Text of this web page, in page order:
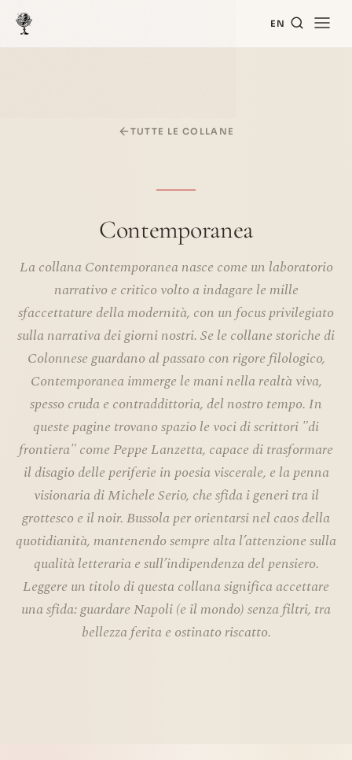
EN
TUTTE LE COLLANE
Contemporanea
La collana Contemporanea nasce come un laboratorio
narrativo e critico volto a indagare le mille
sfaccettature della modernità, con un focus privilegiato
sulla narrativa dei giorni nostri. Se le collane storiche di
Colonnese guardano al passato con rigore filologico,
Contemporanea immerge le mani nella realtà viva,
spesso cruda e contraddittoria, del nostro tempo. In
queste pagine trovano spazio le voci di scrittori "di
frontiera" come Peppe Lanzetta, capace di trasformare
il disagio delle periferie in poesia viscerale, e la penna
visionaria di Michele Serio, che sfida i generi tra il
grottesco e il noir. Bussola per orientarsi nel caos della
quotidianità, mantenendo sempre alta l’attenzione sulla
qualità letteraria e sull’indipendenza del pensiero.
Leggere un titolo di questa collana significa accettare
una sfida: guardare Napoli (e il mondo) senza filtri, tra
bellezza ferita e ostinato riscatto.